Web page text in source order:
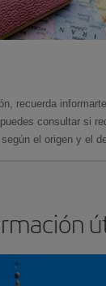
recuerda
consultar si
el origen y el